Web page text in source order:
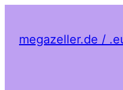
megazeller.de /